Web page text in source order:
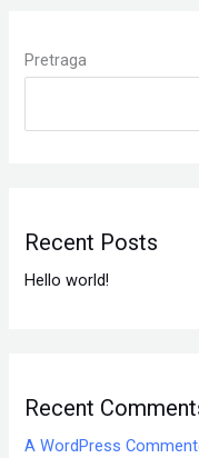
Pretraga
Recent Posts
Hello world!
Recent
A WordPress